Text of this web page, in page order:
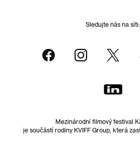
Sledujte nás na síti:
Mezinárodní filmový festival
je součástí rodiny KVIFF Group, která